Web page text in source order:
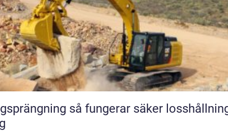
så fungerar säker losshållning av